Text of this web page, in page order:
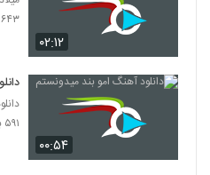
To Rafti)
۳۰۴ بازدید
موزیک
دانلود
۰۲:۱۲
۶۴۳ بازدید
۰۰:۵۴
۵۹۱ بازدید